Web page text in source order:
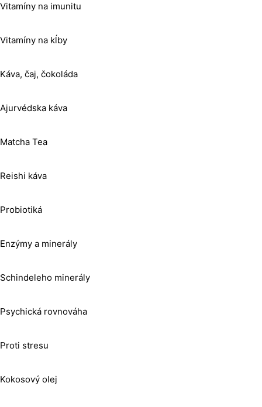
Vitamíny na imunitu
Vitamíny na kĺby
Káva, čaj, čokoláda
Ajurvédska káva
Matcha Tea
Reishi káva
Probiotiká
Enzýmy a minerály
Schindeleho minerály
Psychická rovnováha
Proti stresu
Kokosový olej